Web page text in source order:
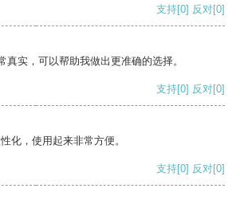
支持[0] 反对[0]
真实，可以帮助我做出更准确的选择。
支持[0] 反对[0]
化，使用起来非常方便。
支持[0] 反对[0]